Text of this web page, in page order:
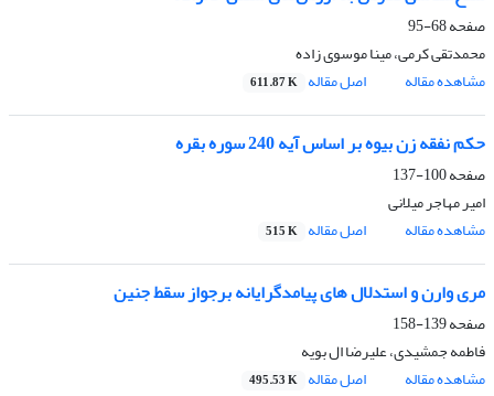
صفحه68-95
محمدتقی کرمی، مینا موسوی زاده
مشاهده مقاله
اصل مقاله 611.87 K
حکم نفقه زن بیوه بر اساس آیه 240 سوره بقره
صفحه100-137
امیر مهاجر میلانی
مشاهده مقاله
اصل مقاله 515 K
مری وارن و استدلال های پیامدگرایانه برجواز سقط جنین
صفحه139-158
فاطمه جمشیدی، علیرضا ال بویه
مشاهده مقاله
اصل مقاله 495.53 K